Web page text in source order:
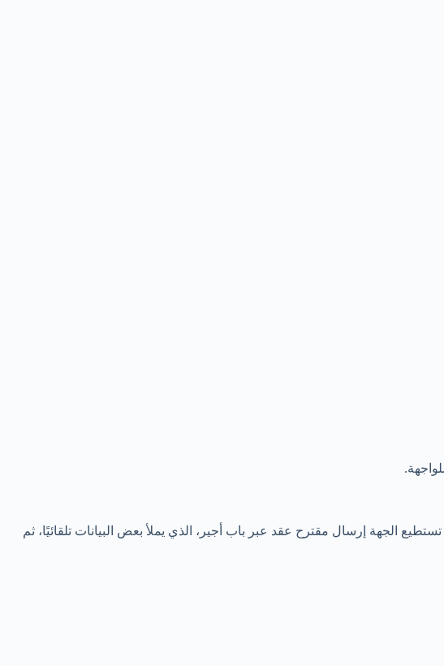
الجهة إرسال مقترح عقد عبر باب أجير، الذي يملأ بعض البيانات تلقائيًا، ثم